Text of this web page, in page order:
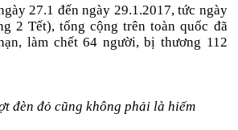
27.1 đến ngày 29.1.2017, tức ngày
2 Tết), tổng cộng trên toàn quốc đã
làm chết 64 người, bị thương 112
đèn đỏ cũng không phải là hiếm